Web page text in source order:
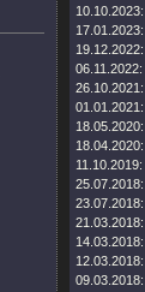
10.10.2023:
17.01.2023:
19.12.2022:
06.11.2022:
26.10.2021:
01.01.2021:
18.05.2020:
18.04.2020:
11.10.2019:
25.07.2018:
23.07.2018:
21.03.2018:
14.03.2018:
12.03.2018:
09.03.2018: